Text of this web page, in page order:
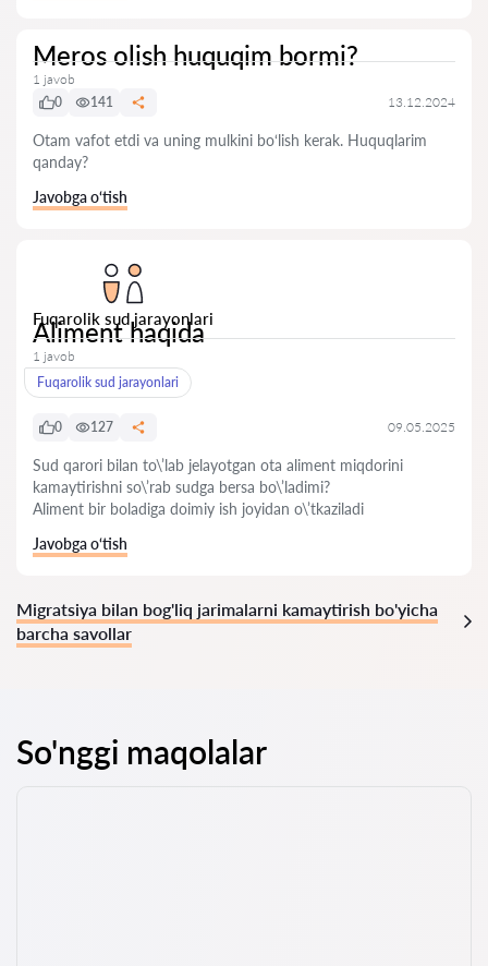
Meros olish huquqim bormi?
1 javob
0
141 13.12.2024
Otam vafot etdi va uning mulkini bo‘lish kerak. Huquqlarim
qanday?
Javobga o‘tish
Fuqarolik sud jarayonlari
Aliment haqida
1 javob
Fuqarolik sud jarayonlari
0 127 09.05.2025
Sud qarori bilan to\’lab jelayotgan ota aliment miqdorini
kamaytirishni so\’rab sudga bersa bo\’ladimi?
Aliment bir boladiga doimiy ish joyidan o\’tkaziladi
Javobga o‘tish
Migratsiya bilan bog'liq jarimalarni kamaytirish bo'yicha
barcha savollar
So'nggi maqolalar